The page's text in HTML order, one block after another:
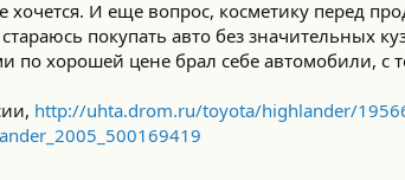
И еще вопрос, косметику перед
покупать авто без значительных
хорошей цене брал себе автомобили, с
http://uhta.drom.ru/toyota/highlander/